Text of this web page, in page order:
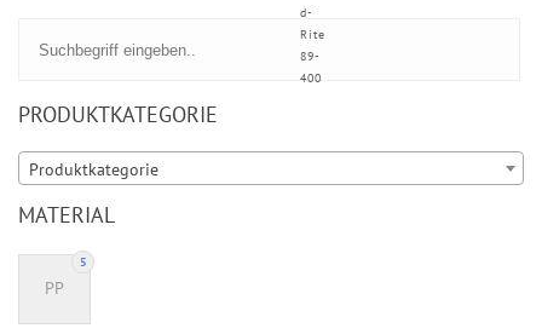
d-
Rite
89-
400
PRODUKTKATEGORIE
Produktkategorie
MATERIAL
5
PP